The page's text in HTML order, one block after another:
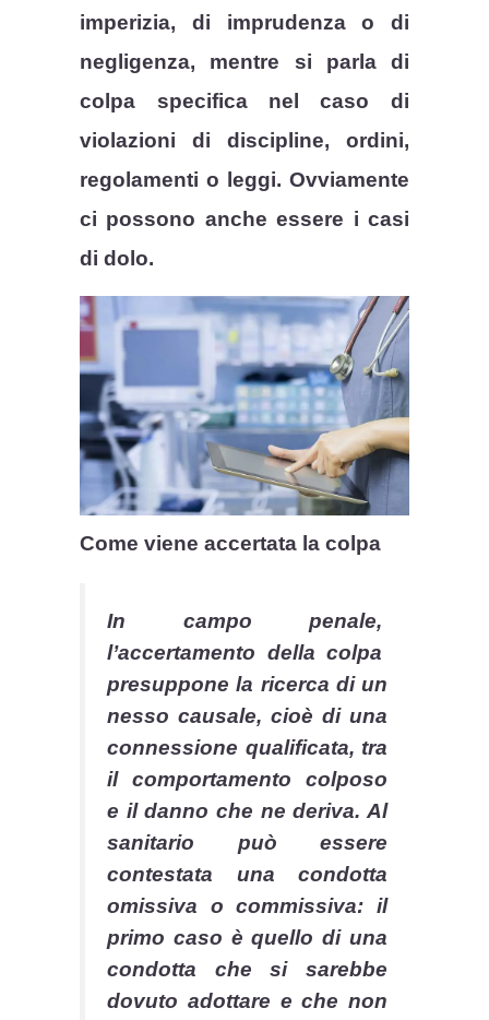
imperizia, di imprudenza o di
negligenza, mentre si parla di
colpa specifica nel caso di
violazioni di discipline, ordini,
regolamenti o leggi. Ovviamente
ci possono anche essere i casi
di dolo.
Come viene accertata la colpa
In campo penale,
l’accertamento della colpa
presuppone la ricerca di un
nesso causale, cioè di una
connessione qualificata, tra
il comportamento colposo
e il danno che ne deriva. Al
sanitario può essere
contestata una condotta
omissiva o commissiva: il
primo caso è quello di una
condotta che si sarebbe
dovuto adottare e che non